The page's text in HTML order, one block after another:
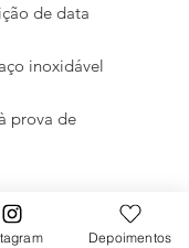
de data
inoxidável
prova de
Depoimentos